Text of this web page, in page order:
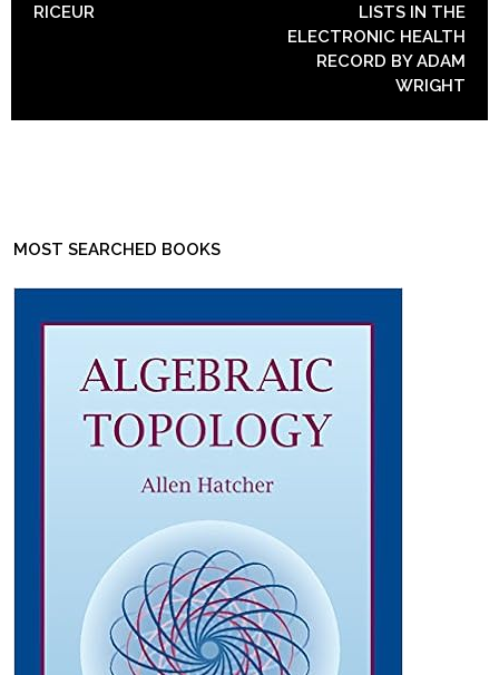
RICEUR
LISTS IN THE
ELECTRONIC HEALTH
RECORD BY ADAM
WRIGHT
MOST SEARCHED BOOKS